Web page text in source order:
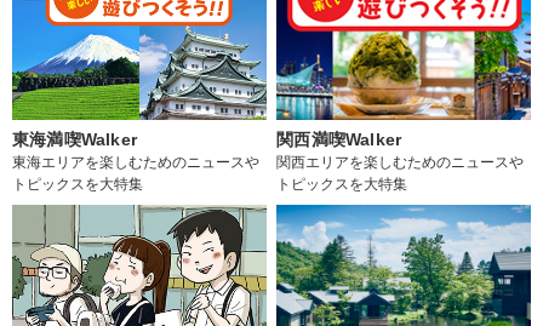
東海満喫Walker
東海エリアを楽しむためのニュースや
トピックスを大特集
関西満喫Walker
関西エリアを楽しむためのニュースや
トピックスを大特集